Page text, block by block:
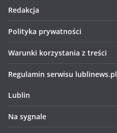
Redakcja
Polityka prywatności
Warunki korzystania z treści
Regulamin serwisu lublinews.pl
Lublin
Na sygnale